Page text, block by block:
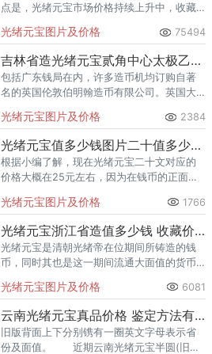
点是，光绪元宝市场价格持续上升中，收藏
卖会上发展惊人，普通的收藏爱好者想要收
藏这枚纪念币是有路可循的。
光绪元宝图片及价格 75494
吉林省造光绪元宝贰角中心太极乙巳图文赏析
包括广东钱局在内，许多造币机均订购自著
名的英国伦敦伯明翰造币有限公司。英国大
光绪元宝图片及价格 2384
光绪元宝值多少钱图片二十值多少钱 过去的价格整体稳定吗
根据小编了解，现在光绪元宝二十文对应的
价格大概在25元左右，因为在钱币的正面位
称为中花光绪元宝二十文。
光绪元宝图片及价格 1766
光绪元宝浙江省造值多少钱 收藏价值如何
光绪元宝是清朝光绪帝在位期间所铸造的钱
币，同时其也是这一期间流通大面值的货币
光绪元宝图片及价格 6081
云南光绪元宝真品价格 鉴定方法有哪些
旧版背面上下分别镌有一圈英文字母表示省
份及面值。 近期云南光绪元宝半圆(旧版)